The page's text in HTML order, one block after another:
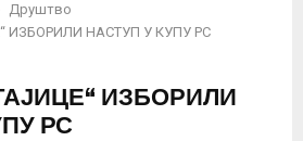
Друштво
ИЗБОРИЛИ НАСТУП У КУПУ РС
ИЗБОРИЛИ
РС